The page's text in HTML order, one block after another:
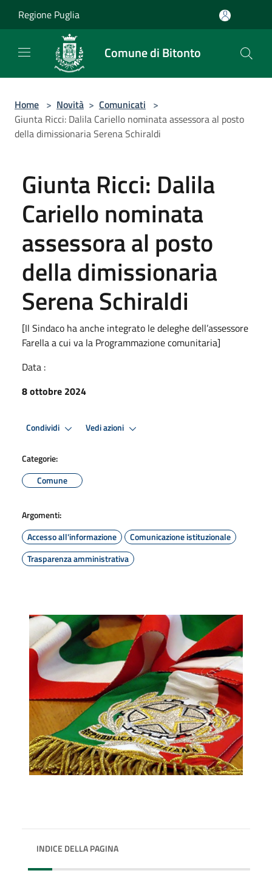
Regione Puglia
Comune di Bitonto
Home > Novità > Comunicati >
Giunta Ricci: Dalila Cariello nominata assessora al posto
della dimissionaria Serena Schiraldi
Giunta Ricci: Dalila
Cariello nominata
assessora al posto
della dimissionaria
Serena Schiraldi
[Il Sindaco ha anche integrato le deleghe dell’assessore
Farella a cui va la Programmazione comunitaria]
Data :
8 ottobre 2024
Condividi Vedi azioni
Categorie:
Comune
Argomenti:
Accesso all'informazione
Comunicazione istituzionale
Trasparenza amministrativa
INDICE DELLA PAGINA